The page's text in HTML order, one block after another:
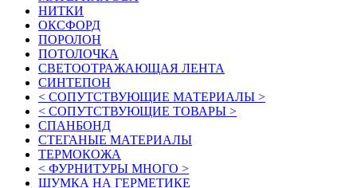
НИТКИ
ОКСФОРД
ПОРОЛОН
ПОТОЛОЧКА
СВЕТООТРАЖАЮЩАЯ ЛЕНТА
СИНТЕПОН
< СОПУТСТВУЮЩИЕ МАТЕРИАЛЫ >
< СОПУТСТВУЮЩИЕ ТОВАРЫ >
СПАНБОНД
СТЕГАНЫЕ МАТЕРИАЛЫ
ТЕРМОКОЖА
< ФУРНИТУРЫ МНОГО >
ШУМКА НА ГЕРМЕТИКЕ